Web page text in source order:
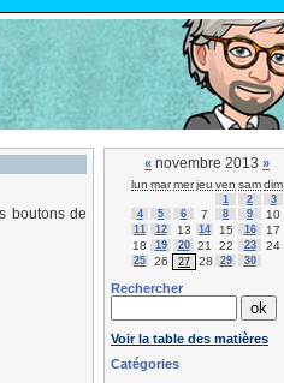
boutons de
« novembre 2013 »
lun marmerjeu ven samdim
1 2
3
4
5 6 7 8 9 10
11 12 13 14 15 16
17
18
19 20 21 22 23 24
25 26 27 28 29 30
Rechercher
Voir la table des matières
Catégories